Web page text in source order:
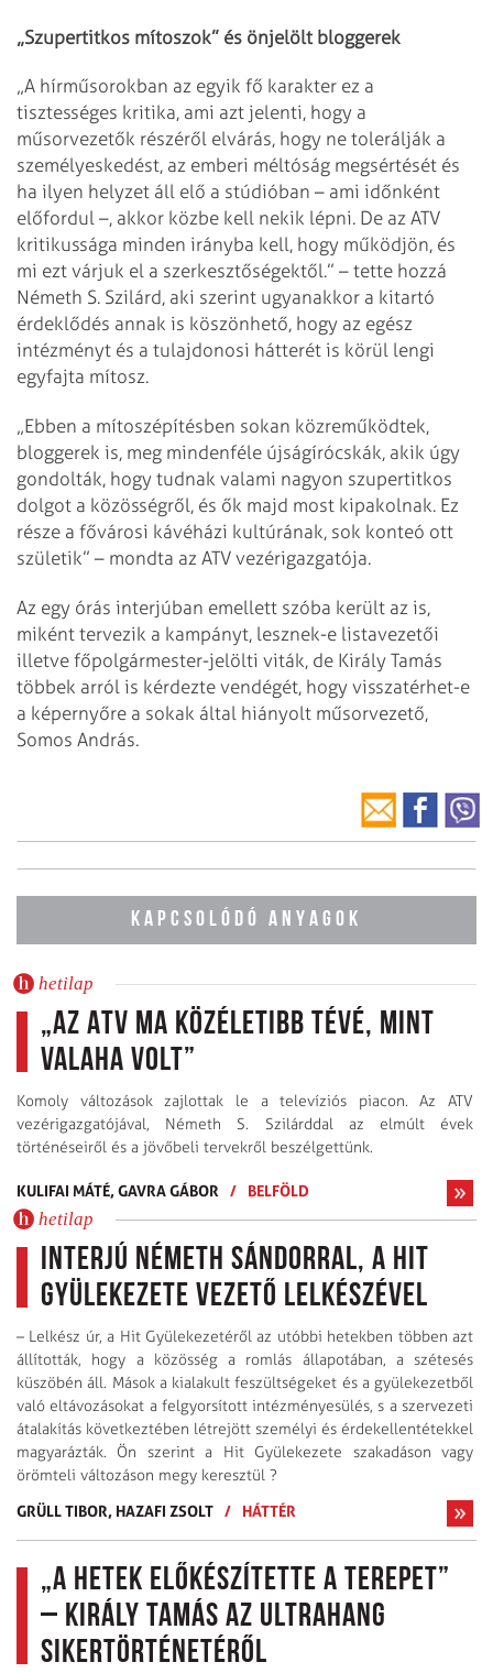
„Szupertitkos mítoszok” és önjelölt bloggerek
„A hírműsorokban az egyik fő karakter ez a
tisztességes kritika, ami azt jelenti, hogy a
műsorvezetők részéről elvárás, hogy ne tolerálják a
személyeskedést, az emberi méltóság megsértését és
ha ilyen helyzet áll elő a stúdióban – ami időnként
előfordul –, akkor közbe kell nekik lépni. De az ATV
kritikussága minden irányba kell, hogy működjön, és
mi ezt várjuk el a szerkesztőségektől.” – tette hozzá
Németh S. Szilárd, aki szerint ugyanakkor a kitartó
érdeklődés annak is köszönhető, hogy az egész
intézményt és a tulajdonosi hátterét is körül lengi
egyfajta mítosz.
„Ebben a mítoszépítésben sokan közreműködtek,
bloggerek is, meg mindenféle újságírócskák, akik úgy
gondolták, hogy tudnak valami nagyon szupertitkos
dolgot a közösségről, és ők majd most kipakolnak. Ez
része a fővárosi kávéházi kultúrának, sok konteó ott
születik” – mondta az ATV vezérigazgatója.
Az egy órás interjúban emellett szóba került az is,
miként tervezik a kampányt, lesznek-e listavezetői
illetve főpolgármester-jelölti viták, de Király Tamás
többek arról is kérdezte vendégét, hogy visszatérhet-e
a képernyőre a sokak által hiányolt műsorvezető,
Somos András.
KAPCSOLÓDÓ ANYAGOK
hetilap
„Az ATV ma közéletibb tévé, mint
valaha volt”
Komoly változások zajlottak le a televíziós piacon. Az ATV
vezérigazgatójával, Németh S. Szilárddal az elmúlt évek
történéseiről és a jövőbeli tervekről beszélgettünk.
KULIFAI MÁTÉ,GAVRA GÁBOR / BELFÖLD
hetilap
Interjú Németh Sándorral, a Hit
Gyülekezete vezető lelkészével
– Lelkész úr, a Hit Gyülekezetéről az utóbbi hetekben többen azt
állították, hogy a közösség a romlás állapotában, a szétesés
küszöbén áll. Mások a kialakult feszültségeket és a gyülekezetből
való eltávozásokat a felgyorsított intézményesülés, s a szervezeti
átalakítás következtében létrejött személyi és érdekellentétekkel
magyarázták. Ön szerint a Hit Gyülekezete szakadáson vagy
örömteli változáson megy keresztül ?
GRÜLL TIBOR, HAZAFI ZSOLT / HÁTTÉR
„A Hetek előkészítette a terepet”
– Király Tamás az Ultrahang
sikertörténetéről